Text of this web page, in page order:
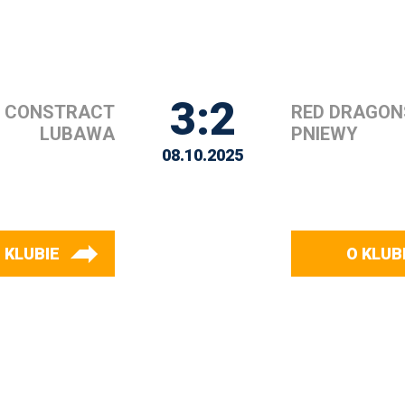
CONSTRACT
LUBAWA
KLUBIE
3:2
08.10.2025
RED
PNIEWY
O